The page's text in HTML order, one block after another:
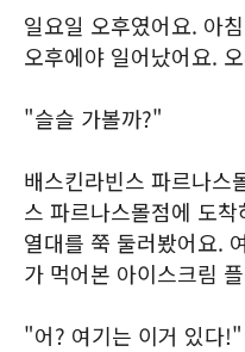
일요일 오후였어요. 아
오후에야 일어났어요.
"슬슬 가볼까?"
배스킨라빈스 파르나스
스 파르나스몰점에 도
열대를 쭉 둘러봤어요.
가 먹어본 아이스크림
"어? 여기는 이거 있다!"